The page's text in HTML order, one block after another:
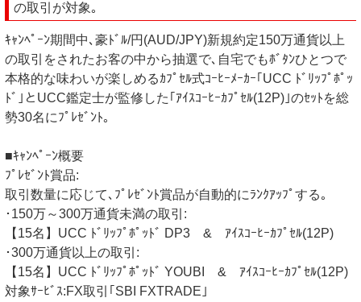
の取引が対象｡
ｷｬﾝﾍﾟｰﾝ期間中､豪ﾄﾞﾙ/円(AUD/JPY)新規約定150万通貨以上
の取引をされたお客の中から抽選で､自宅でもﾎﾞﾀﾝひとつで
本格的な味わいが楽しめるｶﾌﾟｾﾙ式ｺｰﾋｰﾒｰｶｰ｢UCC ﾄﾞﾘｯﾌﾟﾎﾟｯ
ﾄﾞ｣とUCC鑑定士が監修した｢ｱｲｽｺｰﾋｰｶﾌﾟｾﾙ(12P)｣のｾｯﾄを総
勢30名にﾌﾟﾚｾﾞﾝﾄ｡
■ｷｬﾝﾍﾟｰﾝ概要
ﾌﾟﾚｾﾞﾝﾄ賞品:
取引数量に応じて､ﾌﾟﾚｾﾞﾝﾄ賞品が自動的にﾗﾝｸｱｯﾌﾟする｡
･150万～300万通貨未満の取引:
【15名】UCC ﾄﾞﾘｯﾌﾟﾎﾟｯﾄﾞ DP3 & ｱｲｽｺｰﾋｰｶﾌﾟｾﾙ(12P)
･300万通貨以上の取引:
【15名】UCC ﾄﾞﾘｯﾌﾟﾎﾟｯﾄﾞ YOUBI & ｱｲｽｺｰﾋｰｶﾌﾟｾﾙ(12P)
対象ｻｰﾋﾞｽ:FX取引｢SBI FXTRADE｣